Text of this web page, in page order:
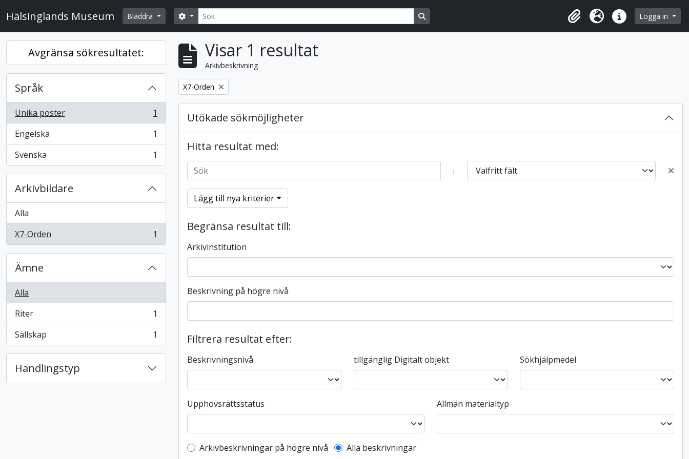
Hälsinglands Museum Bläddra SökSearch options Search in browse page
UrklippSpråk Snabblänkar
Logga in
Avgränsa sökresultatet:
Språk
Unika poster
, 1 resultat
1
Engelska
, 1 resultat
1
Svenska
, 1 resultat 1
Arkivbildare
Alla
X7-Orden
, 1 resultat 1
Ämne
Alla
Riter
, 1 resultat
1
Sällskap
, 1 resultat 1
Handlingstyp
Visar 1 resultat
Arkivbeskrivning
Remove filter:
X7-Orden
Utökade sökmöjligheter
Hitta resultat med:
i
Lägg till nya kriterier
Begränsa resultat till:
Arkivinstitution
Beskrivning på högre nivå
Filtrera resultat efter:
Beskrivningsnivå tillgänglig Digitalt objekt Sökhjälpmedel
Upphovsrättsstatus Allmän materialtyp
Top-level description filter
Arkivbeskrivningar på högre nivå Alla beskrivningar